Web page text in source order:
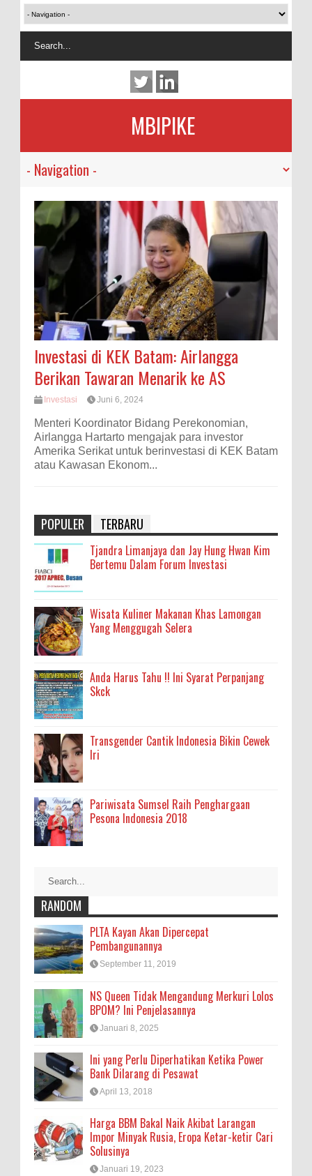
MBIPIKE
Investasi di KEK Batam: Airlangga
Berikan Tawaran Menarik ke AS
Investasi Juni 6, 2024
Menteri Koordinator Bidang Perekonomian,
Airlangga Hartarto mengajak para investor
Amerika Serikat untuk berinvestasi di KEK Batam
atau Kawasan Ekonom...
POPULER TERBARU
Tjandra Limanjaya dan Jay Hung Hwan Kim
Bertemu Dalam Forum Investasi
Wisata Kuliner Makanan Khas Lamongan
Yang Menggugah Selera
Anda Harus Tahu !! Ini Syarat Perpanjang
Skck
Transgender Cantik Indonesia Bikin Cewek
Iri
Pariwisata Sumsel Raih Penghargaan
Pesona Indonesia 2018
RANDOM
PLTA Kayan Akan Dipercepat
Pembangunannya
September 11, 2019
NS Queen Tidak Mengandung Merkuri Lolos
BPOM? Ini Penjelasannya
Januari 8, 2025
Ini yang Perlu Diperhatikan Ketika Power
Bank Dilarang di Pesawat
April 13, 2018
Harga BBM Bakal Naik Akibat Larangan
Impor Minyak Rusia, Eropa Ketar-ketir Cari
Solusinya
Januari 19, 2023